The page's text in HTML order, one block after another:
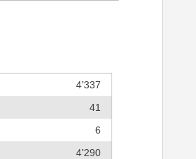
4’337
41
6
4’290